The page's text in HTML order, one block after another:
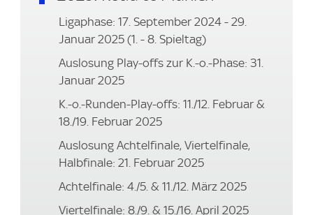
Ligaphase: 17. September 2024 - 29.
Januar 2025 (1. - 8. Spieltag)
Auslosung Play-offs zur K.-o.-Phase: 31.
Januar 2025
K.-o.-Runden-Play-offs: 11./12. Februar &
18./19. Februar 2025
Auslosung Achtelfinale, Viertelfinale,
Halbfinale: 21. Februar 2025
Achtelfinale: 4./5. & 11./12. März 2025
Viertelfinale: 8./9. & 15./16. April 2025